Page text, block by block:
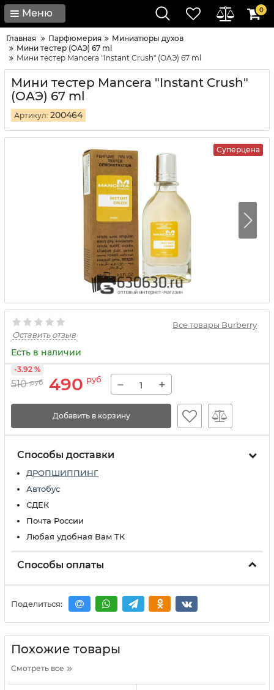
Меню 0
Главная Парфюмерия
Миниатюры духов
Мини тестер (ОАЭ) 67 ml
Мини тестер Mancera "Instant Crush" (ОАЭ) 67 ml
Мини тестер Mancera "Instant Crush"
(ОАЭ) 67 ml
Артикул: 200464
Суперцена
Все товары Burberry
Оставить отзыв
Есть в наличии
510 руб 490 руб
-3.92 %
− +
Добавить в корзину
Способы доставки
ДРОПШИППИНГ
Автобус
СДЕК
Почта России
Любая удобная Вам ТК
Способы оплаты
Поделиться:
Похожие товары
Смотреть все